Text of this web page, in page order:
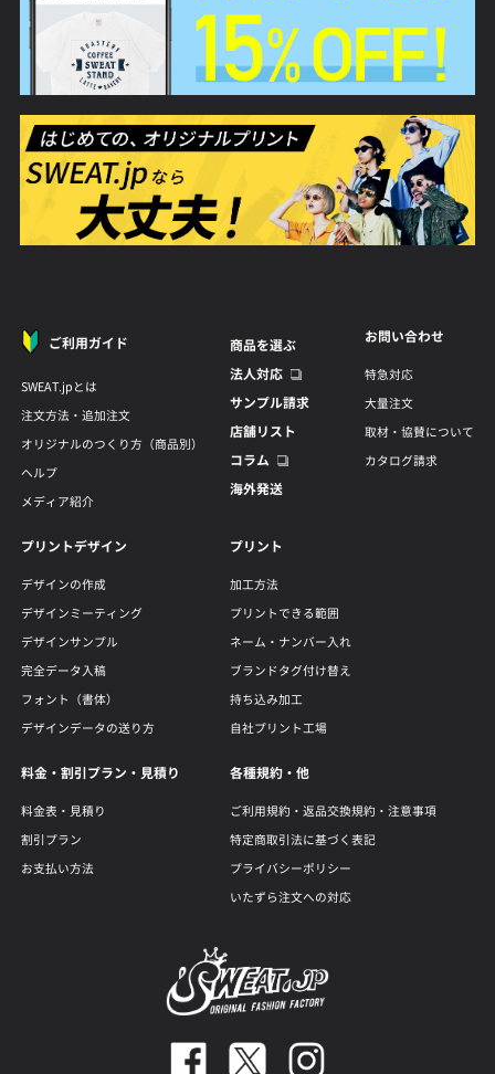
ご利用ガイド
SWEAT.jpとは
注文方法・追加注文
オリジナルのつくり方（商品別）
ヘルプ
メディア紹介
商品を選ぶ
法人対応
サンプル請求
店舗リスト
コラム
海外発送
お問い合わせ
特急対応
大量注文
取材・協賛について
カタログ請求
プリントデザイン
デザインの作成
デザインミーティング
デザインサンプル
完全データ入稿
フォント（書体）
デザインデータの送り方
プリント
加工方法
プリントできる範囲
ネーム・ナンバー入れ
ブランドタグ付け替え
持ち込み加工
自社プリント工場
料金・割引プラン・見積り
料金表・見積り
割引プラン
お支払い方法
各種規約・他
ご利用規約・返品交換規約・注意事項
特定商取引法に基づく表記
プライバシーポリシー
いたずら注文への対応